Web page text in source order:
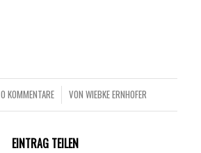
0 KOMMENTARE
/ VONWIEBKE ERNHOFER
EINTRAG TEILEN